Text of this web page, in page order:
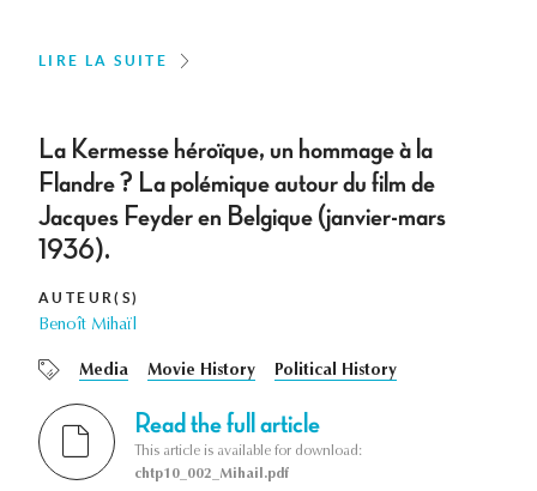
LIRE LA SUITE
La Kermesse héroïque, un hommage à la
Flandre ? La polémique autour du film de
Jacques Feyder en Belgique (janvier-mars
1936).
AUTEUR(S)
Benoît Mihaïl
Media Movie History Political History
Read the full article
This article is available for download:
chtp10_002_Mihail.pdf